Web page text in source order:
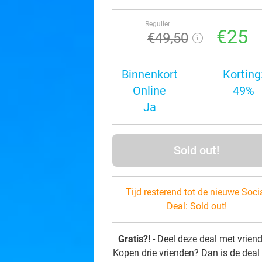
Regulier
€49,50 €25
Binnenkort
Online
Ja
49%
Sold out!
Tijd resterend tot de nieuwe
Deal: Sold out!
Gratis?! - Deel deze deal met
Kopen drie vrienden? Dan is de